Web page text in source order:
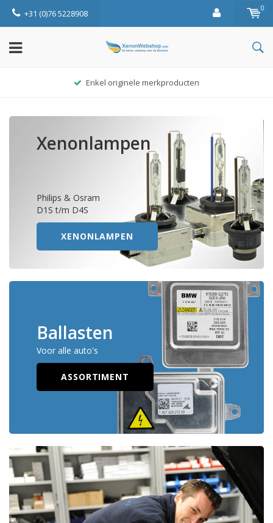
+31 (0)76 5228908 0
Enkel originele merkproducten
Xenonlampen
Philips & Osram
D1S t/m D4S
XENONLAMPEN
Ballasten
Voor alle auto's
ASSORTIMENT